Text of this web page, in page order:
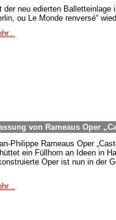
der neu edierten Balletteinlage
ou Le Monde renversé“
von Rameaus Oper
Philippe Rameaus Oper
ein Füllhorn an Ideen in
Oper ist nun in der